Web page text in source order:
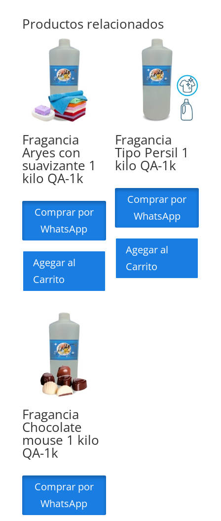
Productos relacionados
Fragancia
Aryes con
suavizante 1
kilo QA-1k
Comprar por
WhatsApp
Agegar al
Carrito
Fragancia
Tipo Persil 1
kilo QA-1k
Comprar por
WhatsApp
Agegar al
Carrito
Fragancia
Chocolate
mouse 1 kilo
QA-1k
Comprar por
WhatsApp